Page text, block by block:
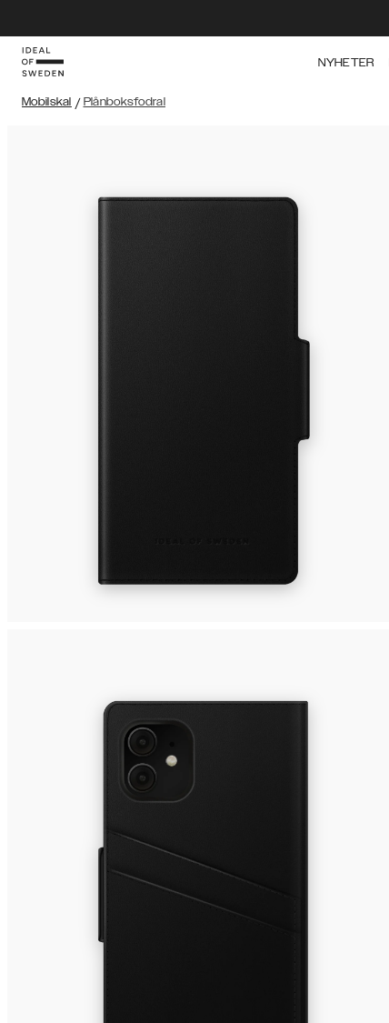
NYHETER
Mobilskal / Plånboksfodral